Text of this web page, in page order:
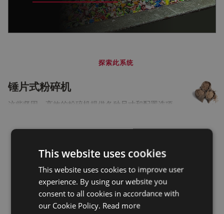
探索此系统
锤片式粉碎机
这些坚固、高效的粉碎机提供各种尺寸和配置选项，
细研磨易碎或纤维材料。常规功能及可定制化功能选
锤片式粉碎机
通过CPM设备
获得最大收益
CPM 测试中心拥有我们完
整的设备、自动化和控制产
This website uses cookies
This website uses cookies to improve user
experience. By using our website you
consent to all cookies in accordance with
our Cookie Policy. Read more